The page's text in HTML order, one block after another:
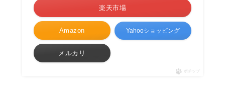
Amazon
楽天市場
Yahooショッピング
メルカリ
ポチップ